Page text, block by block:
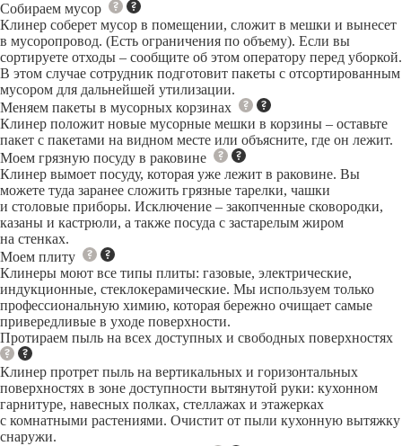
Собираем мусор
Клинер соберет мусор в помещении, сложит в мешки и вынесет
в мусоропровод. (Есть ограничения по объему). Если вы
сортируете отходы – сообщите об этом оператору перед уборкой.
В этом случае сотрудник подготовит пакеты с отсортированным
мусором для дальнейшей утилизации.
Меняем пакеты в мусорных корзинах
Клинер положит новые мусорные мешки в корзины – оставьте
пакет с пакетами на видном месте или объясните, где он лежит.
Моем грязную посуду в раковине
Клинер вымоет посуду, которая уже лежит в раковине. Вы
можете туда заранее сложить грязные тарелки, чашки
и столовые приборы. Исключение – закопченные сковородки,
казаны и кастрюли, а также посуда с застарелым жиром
на стенках.
Моем плиту
Клинеры моют все типы плиты: газовые, электрические,
индукционные, стеклокерамические. Мы используем только
профессиональную химию, которая бережно очищает самые
привередливые в уходе поверхности.
Протираем пыль на всех доступных и свободных поверхностях
Клинер протрет пыль на вертикальных и горизонтальных
поверхностях в зоне доступности вытянутой руки: кухонном
гарнитуре, навесных полках, стеллажах и этажерках
с комнатными растениями. Очистит от пыли кухонную вытяжку
снаружи.